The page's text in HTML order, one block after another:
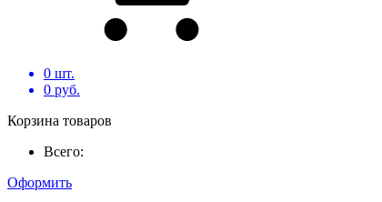
0 шт.
0 руб.
Корзина товаров
Всего:
Оформить